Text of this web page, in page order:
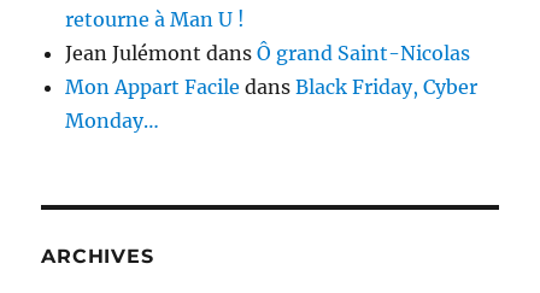
retourne à Man U !
Jean Julémont dansÔ grand Saint-Nicolas
Mon Appart Facile dansBlack Friday, Cyber
Monday…
ARCHIVES